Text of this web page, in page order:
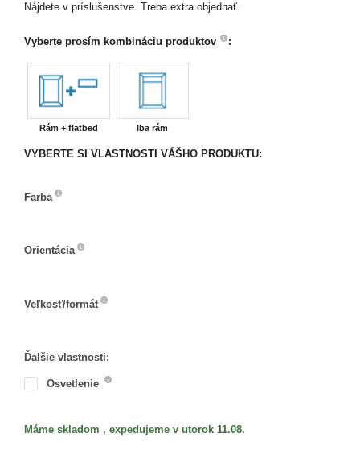
Nájdete v príslušenstve. Treba extra objednať.
Vyberte prosím kombináciu produktov :
Rám + flatbed Iba rám
VYBERTE SI VLASTNOSTI VÁŠHO PRODUKTU:
Farba
Orientácia
Veľkosť/formát
Ďalšie vlastnosti:
Osvetlenie
Máme skladom , expedujeme v utorok 11.08.